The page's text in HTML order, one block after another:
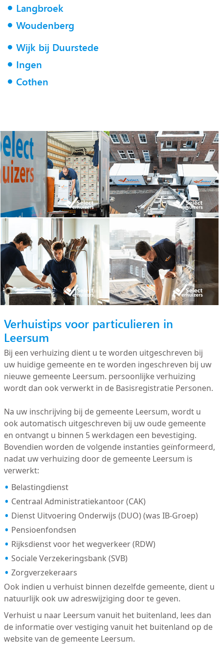
Langbroek
Woudenberg
Wijk bij Duurstede
Ingen
Cothen
Verhuistips voor particulieren in
Leersum
Bij een verhuizing dient u te worden uitgeschreven bij
uw huidige gemeente en te worden ingeschreven bij uw
nieuwe gemeente Leersum. persoonlijke verhuizing
wordt dan ook verwerkt in de Basisregistratie Personen.
Na uw inschrijving bij de gemeente Leersum, wordt u
ook automatisch uitgeschreven bij uw oude gemeente
en ontvangt u binnen 5 werkdagen een bevestiging.
Bovendien worden de volgende instanties geïnformeerd,
nadat uw verhuizing door de gemeente Leersum is
verwerkt:
Belastingdienst
Centraal Administratiekantoor (CAK)
Dienst Uitvoering Onderwijs (DUO) (was IB-Groep)
Pensioenfondsen
Rijksdienst voor het wegverkeer (RDW)
Sociale Verzekeringsbank (SVB)
Zorgverzekeraars
Ook indien u verhuist binnen dezelfde gemeente, dient u
natuurlijk ook uw adreswijziging door te geven.
Verhuist u naar Leersum vanuit het buitenland, lees dan
de informatie over vestiging vanuit het buitenland op de
website van de gemeente Leersum.